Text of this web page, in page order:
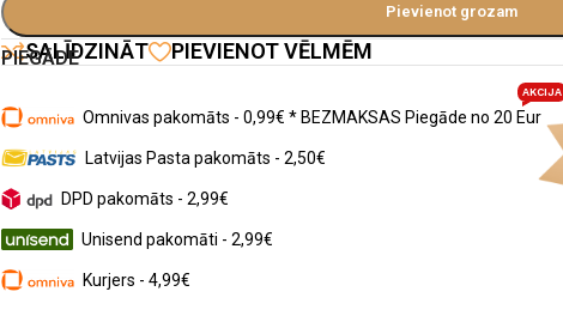
Pievienot grozam
SALĪDZINĀT PIEVIENOT VĒLMĒM
PIEGĀDE
Omnivas pakomāts - 0,99€ * BEZMAKSAS Piegāde no 20 Eur
AKCIJA
Latvijas Pasta pakomāts - 2,50€
DPD pakomāts - 2,99€
Unisend pakomāti - 2,99€
Kurjers - 4,99€